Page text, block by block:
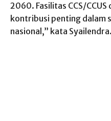
2060. Fasilitas CCS/
kontribusi penting dalam
nasional,” kata Syailendra.